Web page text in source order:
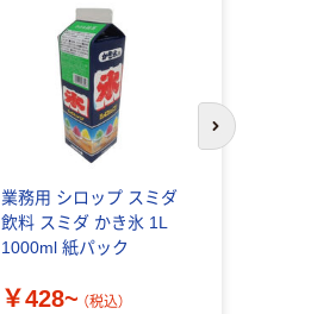
業務用 シロップ スミダ
飲料 スミダ かき氷 1L
1000ml 紙パック
￥428~ （税込）
次のスライド